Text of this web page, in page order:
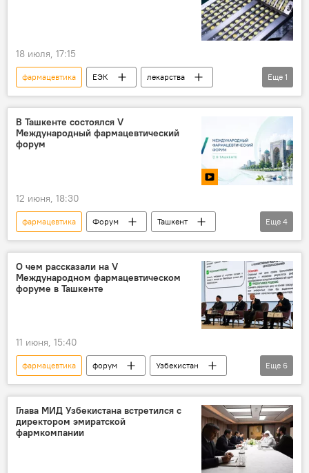
18 июля, 17:15
фармацевтика ЕЭК
лекарства
ЕАЭС
Еще 1
В Ташкенте состоялся V
Международный фармацевтический
форум
12 июня, 18:30
фармацевтика Форум
Ташкент
Видео
антибиотики
Медицина
Еще 4
О чем рассказали на V
Международном фармацевтическом
форуме в Ташкенте
11 июня, 15:40
фармацевтика форум
Узбекистан
Ташкент
цифровизация
мобильное приложение
цены
лекарства
Еще 6
Глава МИД Узбекистана встретился с
директором эмиратской
фармкомпании